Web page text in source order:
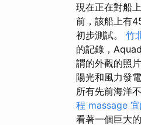
現在正在對船
前，該船上有
初步測試。 竹
的記錄，
謂的外觀的照
陽光和風力發
所有先前海洋
程 massage
看著一個巨大